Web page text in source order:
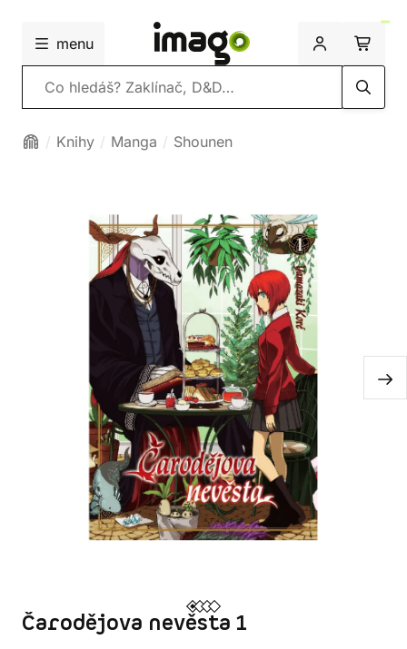
menu
Vyhledávání
Knihy Manga Shounen
Čarodějova nevěsta 1